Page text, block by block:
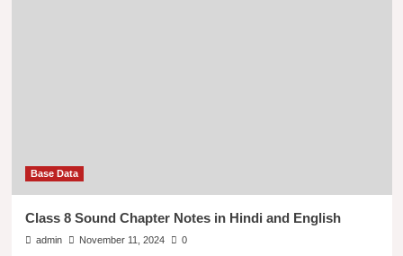
Base Data
Class 8 Sound Chapter Notes in Hindi and English
admin November 11, 2024 0